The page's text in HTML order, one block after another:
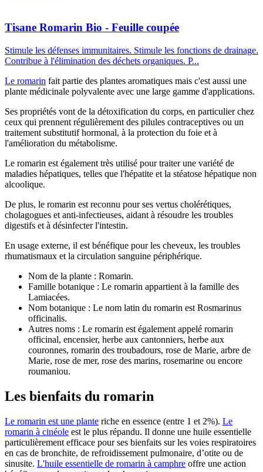
Tisane Romarin Bio - Feuille coupée
Stimule les défenses immunitaires. Stimule les fonctions de drainage.
Contribue à l'élimination des déchets organiques. P...
Le romarin fait partie des plantes aromatiques mais c'est aussi une
plante médicinale polyvalente avec une large gamme d'applications.
Ses propriétés vont de la détoxification du corps, en particulier chez
ceux qui prennent régulièrement des pilules contraceptives ou un
traitement substitutif hormonal, à la protection du foie et à
l'amélioration du métabolisme.
Le romarin est également très utilisé pour traiter une variété de
maladies hépatiques, telles que l'hépatite et la stéatose hépatique non
alcoolique.
De plus, le romarin est reconnu pour ses vertus cholérétiques,
cholagogues et anti-infectieuses, aidant à résoudre les troubles
digestifs et à désinfecter l'intestin.
En usage externe, il est bénéfique pour les cheveux, les troubles
rhumatismaux et la circulation sanguine périphérique.
Nom de la plante : Romarin.
Famille botanique : Le romarin appartient à la famille des
Lamiacées.
Nom botanique : Le nom latin du romarin est Rosmarinus
officinalis.
Autres noms : Le romarin est également appelé romarin
officinal, encensier, herbe aux cantonniers, herbe aux
couronnes, romarin des troubadours, rose de Marie, arbre de
Marie, rose de mer, rose des marins, rosemarine ou encore
roumaniou.
Les bienfaits du romarin
Le romarin est une plante riche en essence (entre 1 et 2%). Le
romarin à cinéole est le plus répandu. Il donne une huile essentielle
particulièrement efficace pour ses bienfaits sur les voies respiratoires
en cas de bronchite, de refroidissement pulmonaire, d’otite ou de
sinusite. L'huile essentielle de romarin à camphre offre une action